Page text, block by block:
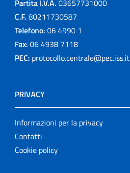
Partita I.V.A. 03657731000
C.F. 80211730587
Telefono: 06 4990 1
Fax: 06 4938 7118
PEC: protocollo.centrale@pec.iss.it
PRIVACY
Informazioni per la privacy
Contatti
Cookie policy